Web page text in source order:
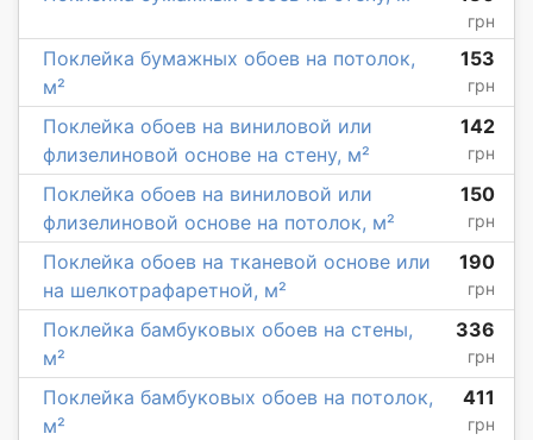
грн
Поклейка бумажных обоев на потолок,
м²
153
грн
Поклейка обоев на виниловой или
флизелиновой основе на стену, м²
142
грн
Поклейка обоев на виниловой или
флизелиновой основе на потолок, м²
150
грн
Поклейка обоев на тканевой основе или
на шелкотрафаретной, м²
190
грн
Поклейка бамбуковых обоев на стены,
м²
336
грн
Поклейка бамбуковых обоев на потолок,
м²
411
грн